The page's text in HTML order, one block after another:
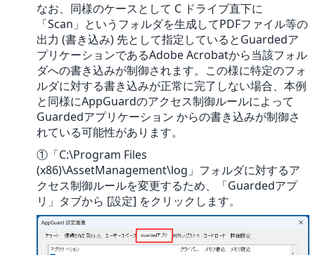
なお、同様のケースとして C ドライブ直下に
「Scan」というフォルダを生成してPDFファイル等の
出力 (書き込み) 先として指定しているとGuardedア
プリケーションであるAdobe Acrobatから当該フォル
ダへの書き込みが制御されます。この様に特定のフォ
ルダに対する書き込みが正常に完了しない場合、本例
と同様にAppGuardのアクセス制御ルールによって
Guardedアプリケーション からの書き込みが制御さ
れている可能性があります。
①「C:\Program Files
(x86)\AssetManagement\log」フォルダに対するア
クセス制御ルールを変更するため、「Guardedアプ
リ」タブから [設定] をクリックします。